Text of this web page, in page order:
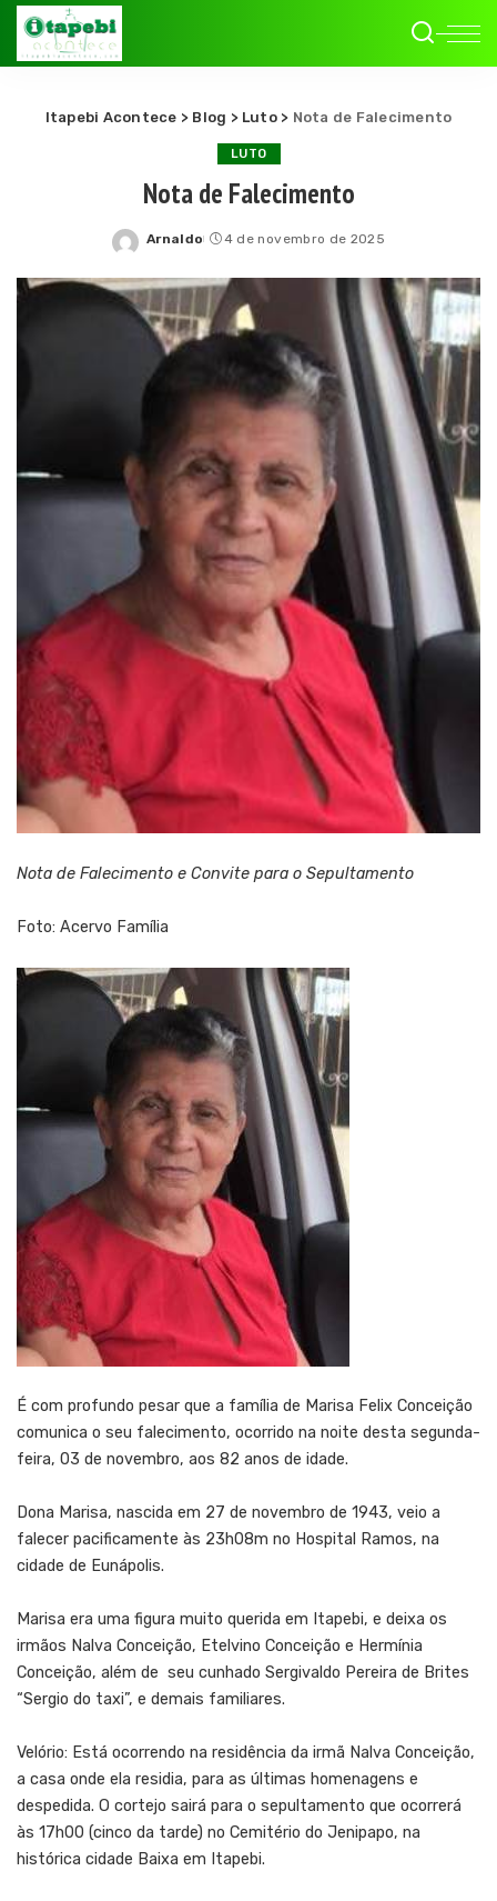
Itapebi Acontece > Blog > Luto> Nota de Falecimento
LUTO
Nota de Falecimento
Posted
Arnaldo 4 de novembro de 2025
Nota de Falecimento e Convite para o Sepultamento
Foto: Acervo Família
É com profundo pesar que a família de Marisa Felix Conceição
comunica o seu falecimento, ocorrido na noite desta segunda-
feira, 03 de novembro, aos 82 anos de idade.
Dona Marisa, nascida em 27 de novembro de 1943, veio a
falecer pacificamente às 23h08m no Hospital Ramos, na
cidade de Eunápolis.
Marisa era uma figura muito querida em Itapebi, e deixa os
irmãos Nalva Conceição, Etelvino Conceição e Hermínia
Conceição, além de seu cunhado Sergivaldo Pereira de Brites
“Sergio do taxi”, e demais familiares.
Velório: Está ocorrendo na residência da irmã Nalva Conceição,
a casa onde ela residia, para as últimas homenagens e
despedida. O cortejo sairá para o sepultamento que ocorrerá
às 17h00 (cinco da tarde) no Cemitério do Jenipapo, na
histórica cidade Baixa em Itapebi.